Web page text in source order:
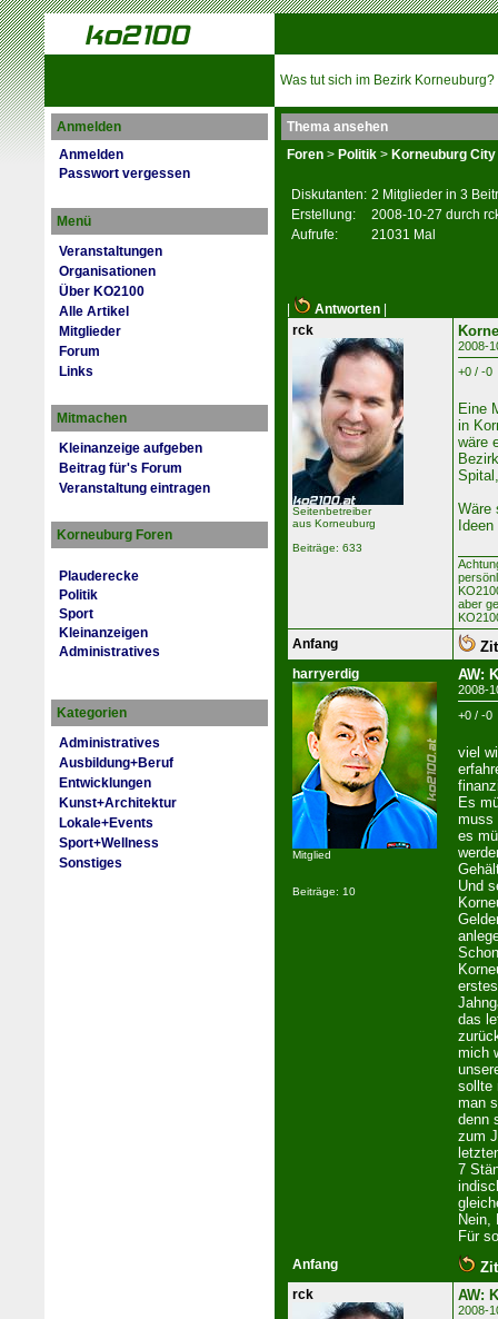
Was tut sich im Bezirk Korneuburg?
Anmelden
Anmelden
Passwort vergessen
Menü
Veranstaltungen
Organisationen
Über KO2100
Alle Artikel
Mitglieder
Forum
Links
Mitmachen
Kleinanzeige aufgeben
Beitrag für's Forum
Veranstaltung eintragen
Korneuburg Foren
Plauderecke
Politik
Sport
Kleinanzeigen
Administratives
Kategorien
Administratives
Ausbildung+Beruf
Entwicklungen
Kunst+Architektur
Lokale+Events
Sport+Wellness
Sonstiges
Thema ansehen
Foren > Politik > Korneuburg
Diskutanten: 2 Mitglieder in 3
Erstellung:
2008-10-27 durch
Aufrufe:
21031 Mal
Antworten
rck
Seitenbetreiber
aus Korneuburg
Beiträge: 633
2008-
+0 / -0
Eine
in
wäre
Wäre
aber
Anfang
harryerdig
Mitglied
Beiträge: 10
AW:
2008-
+0 / -0
viel
Es
muss
es
Und
das
mich
sollte
man
denn
zum
7
Nein,
Für
Anfang
rck AW:
2008-